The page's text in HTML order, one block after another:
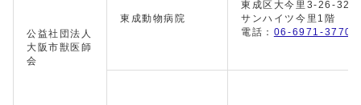
公益社団法人
大阪市獣医師
会
東成動物病院
東成区大今里3-26-32
サンハイツ今里1階
電話： 06-6971-3770